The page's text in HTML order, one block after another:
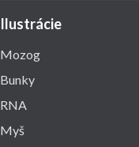
Ilustrácie
Mozog
Bunky
RNA
Myš